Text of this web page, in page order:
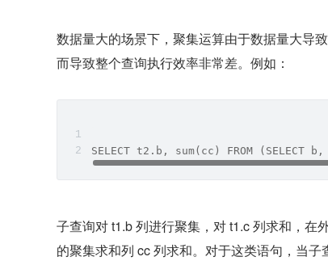
数据量大的场景下，聚集运算由于数据量大导
而导致整个查询执行效率非常差。例如：
SELECT t2.b, sum(cc) FROM (SELECT
子查询对 t1.b 列进行聚集，对 t1.c 列求和，在
的聚集求和列 cc 列求和。对于这类语句，当